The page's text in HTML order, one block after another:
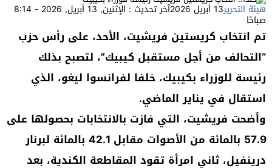
هيئة التحرير13 أبريل 2026 آخر تحديث : الإثنين, 13 أبريل, 2026 - 8:14
صباحًا
تم انتخاب كريستين فريشيت، الأحد، على رأس حزب
“التحالف من أجل مستقبل كيبيك”، لتصبح بذلك
رئيسة للوزراء بكيبيك، خلفا لفرانسوا ليغو، الذي
استقال في يناير الماضي.
وأضحت فريشيت، التي فازت بالانتخابات بحصولها على
57.9 بالمائة من الأصوات مقابل 42.1 بالمائة لبرنار
درينفيل، ثاني امرأة تقود المقاطعة الكندية، بعد